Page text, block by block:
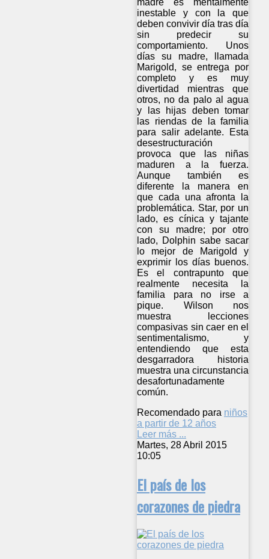
inestable y con la que
deben convivir día tras día
sin predecir su
comportamiento. Unos
días su madre, llamada
Marigold, se entrega por
completo y es muy
divertidad mientras que
otros, no da palo al agua
y las hijas deben tomar
las riendas de la familia
para salir adelante. Esta
desestructuración
provoca que las niñas
maduren a la fuerza.
Aunque también es
diferente la manera en
que cada una afronta la
problemática. Star, por un
lado, es cínica y tajante
con su madre; por otro
lado, Dolphin sabe sacar
lo mejor de Marigold y
exprimir los días buenos.
Es el contrapunto que
realmente necesita la
familia para no irse a
pique. Wilson nos
muestra lecciones
compasivas sin caer en el
sentimentalismo, y
entendiendo que esta
desgarradora historia
muestra una circunstancia
desafortunadamente
común.
Recomendado para niños
a partir de 12 años
Leer más ...
Martes, 28 Abril 2015
10:05
El país de los
corazones de piedra